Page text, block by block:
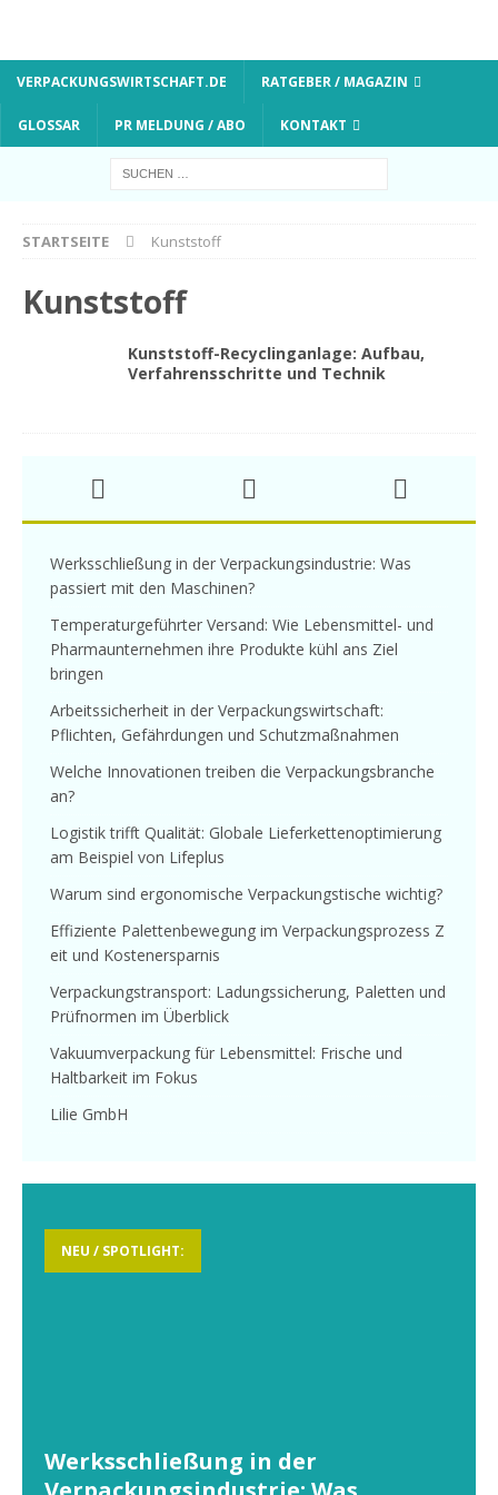
VERPACKUNGSWIRTSCHAFT.DE RATGEBER / MAGAZIN
GLOSSAR PR MELDUNG / ABO KONTAKT
STARTSEITE Kunststoff
Kunststoff
Kunststoff-Recyclinganlage: Aufbau,
Verfahrensschritte und Technik
Werksschließung in der Verpackungsindustrie: Was
passiert mit den Maschinen?
Temperaturgeführter Versand: Wie Lebensmittel- und
Pharmaunternehmen ihre Produkte kühl ans Ziel
bringen
Arbeitssicherheit in der Verpackungswirtschaft:
Pflichten, Gefährdungen und Schutzmaßnahmen
Welche Innovationen treiben die Verpackungsbranche
an?
Logistik trifft Qualität: Globale Lieferkettenoptimierung
am Beispiel von Lifeplus
Warum sind ergonomische Verpackungstische wichtig?
Effiziente Palettenbewegung im Verpackungsprozess Z
eit und Kostenersparnis
Verpackungstransport: Ladungssicherung, Paletten und
Prüfnormen im Überblick
Vakuumverpackung für Lebensmittel: Frische und
Haltbarkeit im Fokus
Lilie GmbH
NEU / SPOTLIGHT:
Werksschließung in der